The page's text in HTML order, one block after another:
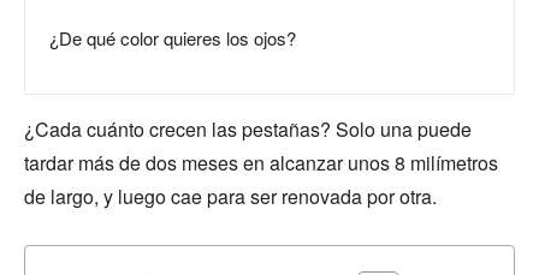
¿De qué color quieres los ojos?
¿Cada cuánto crecen las pestañas? Solo una puede
tardar más de dos meses en alcanzar unos 8 milímetros
de largo, y luego cae para ser renovada por otra.